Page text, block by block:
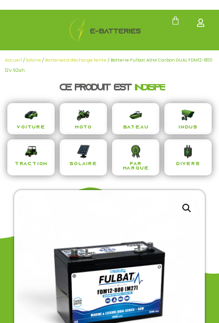
Accueil /Solaire / Batteries à décharge lente / Batterie Fulbat AGM Carbon DUAL FDM12-800
12V 92ah
Ce produit estindispensa
Voiture Moto Bateau Indus
Traction Solaire
Par
Marque
Divers